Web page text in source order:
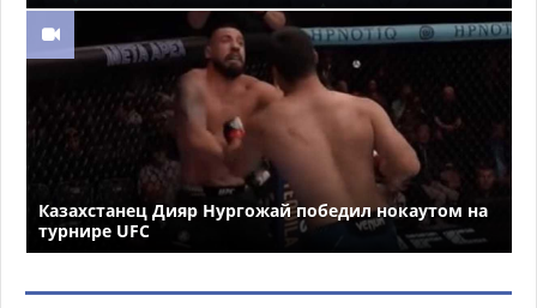
Казахстанец Дияр Нургожай победил нокаутом на
турнире UFC